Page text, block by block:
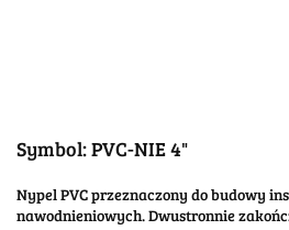
Symbol:PVC-NIE 4"
Nypel PVC przeznaczony do budowy
nawodnieniowych. Dwustronnie